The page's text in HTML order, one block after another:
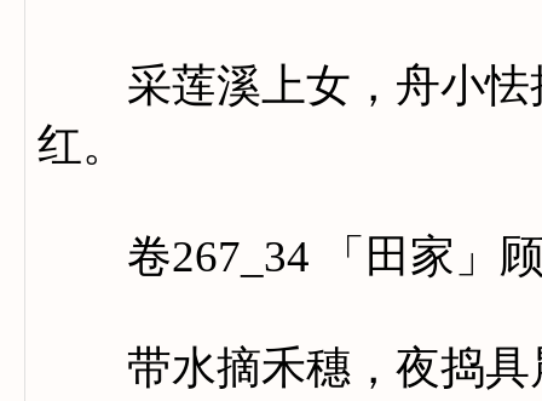
采莲溪上女，舟小怯
红。
卷267_34 「田家」
带水摘禾穗，夜捣具